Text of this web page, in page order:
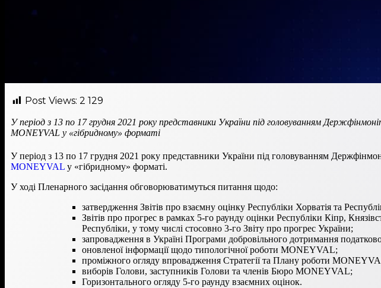
Post Views: 2 129
У період з 13 по 17 грудня 2021 року представники України під головуванням
MONEYVAL у «гібридному» форматі
У період з 13 по 17 грудня 2021 року представники України під головуванням
MONEYVAL у «гібридному» форматі.
У ході Пленарного засідання обговорюватимуться питання щодо:
затвердження Звітів про взаємну оцінку Республіки Хорватія та
Звітів про прогрес в рамках 5-го раунду оцінки Республіки Кіпр,
Республіки, у тому числі стосовно 3-го Звіту про прогрес України;
запровадження в Україні Програми добровільного дотримання
оновленої інформації щодо типологічної роботи MONEYVAL;
проміжного огляду впровадження Стратегії та Плану роботи
виборів Голови, заступників Голови та членів Бюро MONEYVAL;
Горизонтального огляду 5-го раунду взаємних оцінок.